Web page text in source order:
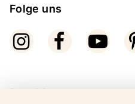
Folge uns
Bezahlarten